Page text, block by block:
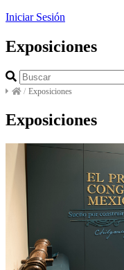
Iniciar Sesión
Exposiciones
/ Exposiciones
Exposiciones